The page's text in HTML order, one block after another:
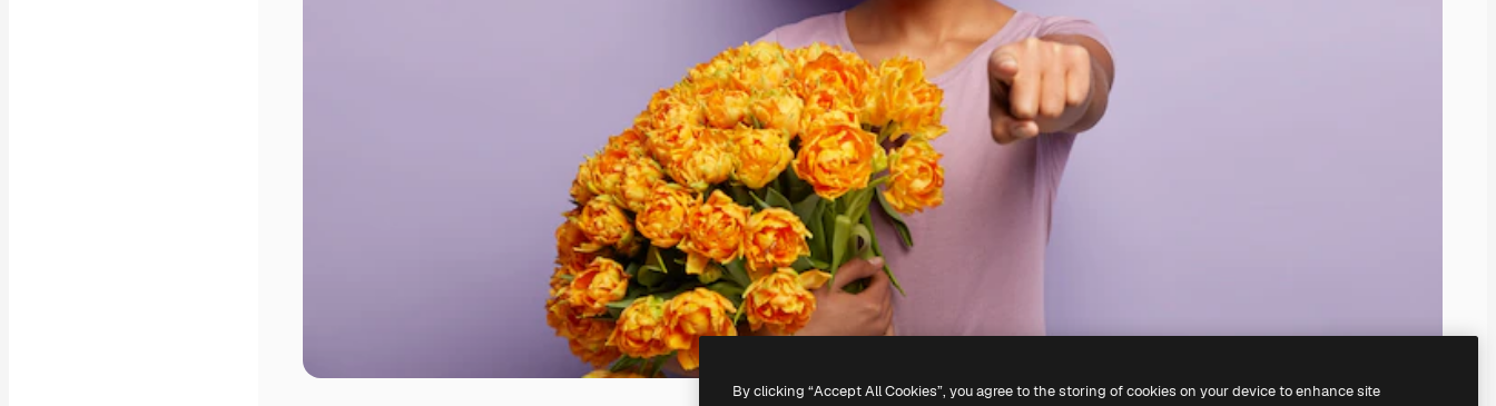
By clicking “Accept All Cookies”, you agree to the storing of cookies on your device to enhance site